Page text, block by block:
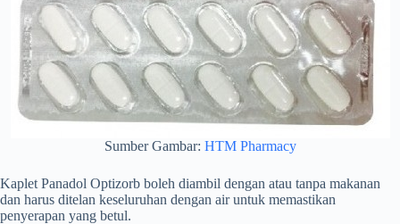
Sumber Gambar: HTM Pharmacy
Kaplet Panadol Optizorb boleh diambil dengan atau tanpa makanan
dan harus ditelan keseluruhan dengan air untuk memastikan
penyerapan yang betul.